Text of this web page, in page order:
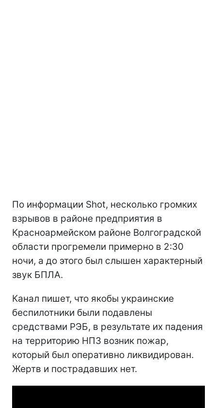
По информации Shot, несколько громких
взрывов в районе предприятия в
Красноармейском районе Волгоградской
области прогремели примерно в 2:30
ночи, а до этого был слышен характерный
звук БПЛА.
Канал пишет, что якобы украинские
беспилотники были подавлены
средствами РЭБ, в результате их падения
на территорию НПЗ возник пожар,
который был оперативно ликвидирован.
Жертв и пострадавших нет.